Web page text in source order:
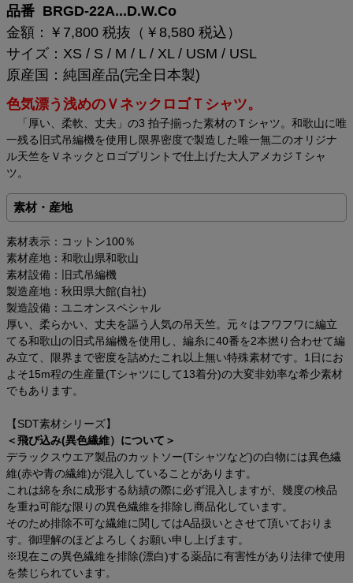
品番 BRGD-22A...D.W.Co
金額：￥7,800 税抜（￥8,580 税込）
サイズ：XS / S / M / L / XL / USM / USL
原産国：純国産品(完全日本製)
色気漂う浅めのＶネックロゴＴシャツ。
「厚い、柔軟、丈夫」の3 拍子揃った素材のＴシャツ。和歌山に唯
一残る旧式吊編機を使用し限界密度で製造した唯一無二のオリジナ
ル天竺をＶネックとロゴプリントで仕上げた大人アメカジＴシャ
ツ。
素材・産地
素材表示：コットン100％
素材産地：和歌山県和歌山
素材設備：旧式吊編機
製造産地：秋田県大館(自社)
製造設備：ユニオンスペシャル
厚い、柔らかい、丈夫を謳う人気の吊天竺。元々はフワフワに編立
てる和歌山の旧式吊編機を使用し、編糸に40番を2本撚り合わせて編
み立て、限界まで密度を詰めたこれ以上無い特殊素材です。1日にお
よそ15m程の生産量(Tシャツにして13着分)の大変非効率な希少素材
でもあります。
【SDT素材シリーズ】
＜飛び込み(異色繊維）について＞
デラックスウエア製品のカットソー(Tシャツなど)の白物には異色繊
維(赤や青の繊維)が混入していることがあります。
これは綿を糸に成形する紡績の際に必ず混入しますが、幾度の検品
を重ね可能な限りの異色繊維を排除し商品化しています。
そのため排除不可な繊維に関してはA品扱いとさせて頂いておりま
す。御理解のほどよろしくお願い申し上げます。
※現在この異色繊維を排除(漂白)する薬品に有害性があり法律で使用
を禁じられています。